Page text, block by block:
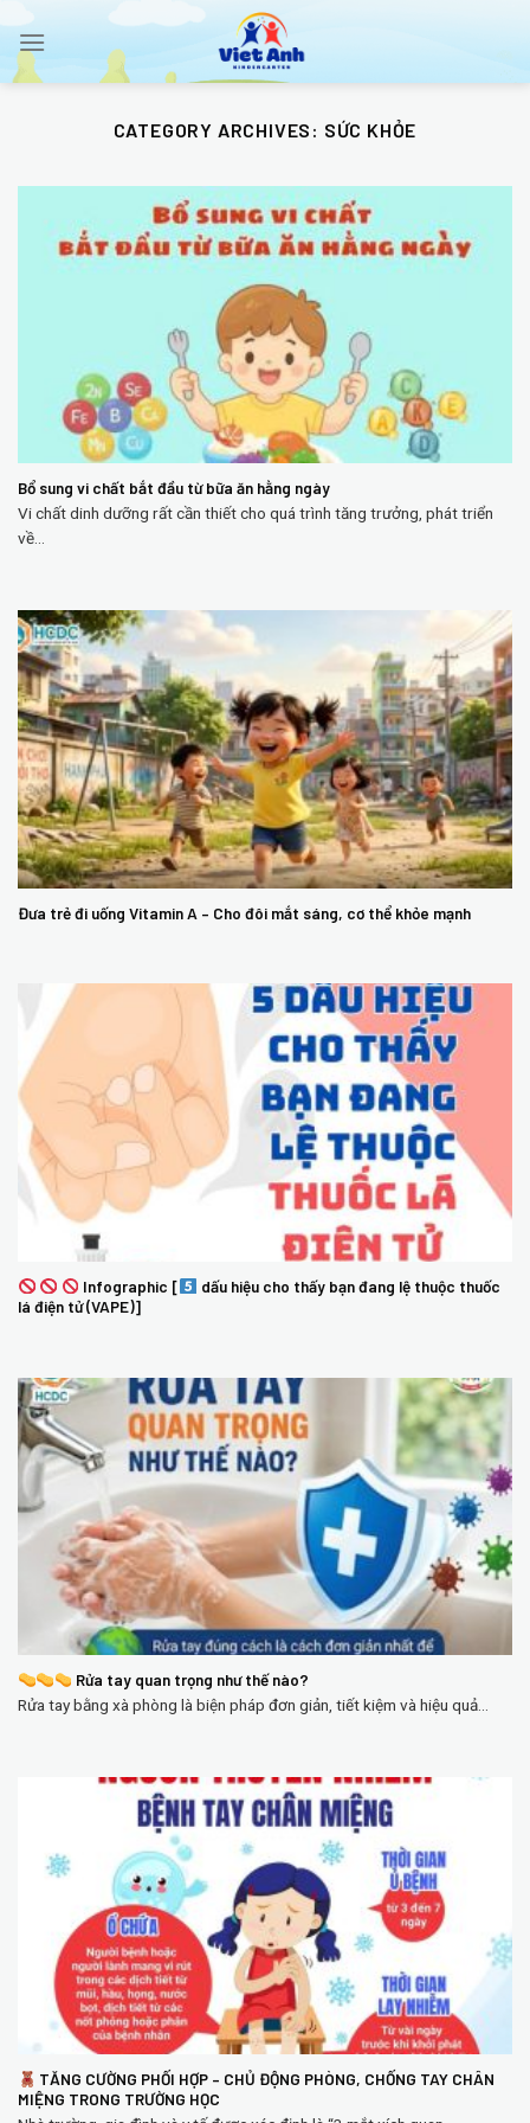
content
CATEGORY ARCHIVES: SỨC KHỎE
Bổ sung vi chất bắt đầu từ bữa ăn hằng ngày
Vi chất dinh dưỡng rất cần thiết cho quá trình tăng trưởng, phát triển
về...
Đưa trẻ đi uống Vitamin A – Cho đôi mắt sáng, cơ thể khỏe mạnh
Infographic [
dấu hiệu cho thấy bạn đang lệ thuộc thuốc
lá điện tử (VAPE)]
Rửa tay quan trọng như thế nào?
Rửa tay bằng xà phòng là biện pháp đơn giản, tiết kiệm và hiệu quả...
TĂNG CƯỜNG PHỐI HỢP – CHỦ ĐỘNG PHÒNG, CHỐNG TAY CHÂN
MIỆNG TRONG TRƯỜNG HỌC